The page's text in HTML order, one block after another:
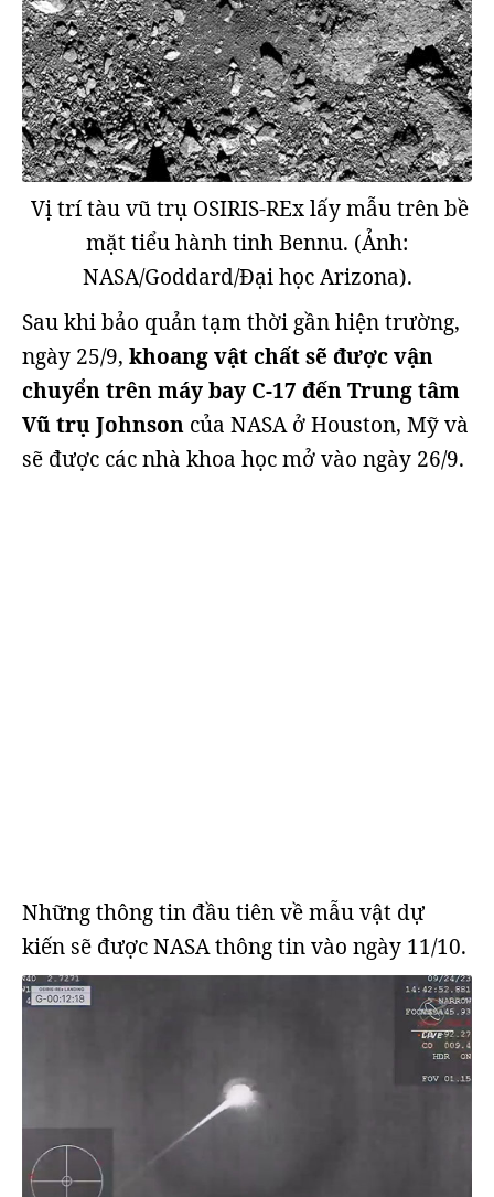
Vị trí tàu vũ trụ OSIRIS-REx lấy mẫu trên bề
mặt tiểu hành tinh Bennu. (Ảnh:
NASA/Goddard/Đại học Arizona).
Sau khi bảo quản tạm thời gần hiện trường,
ngày 25/9, khoang vật chất sẽ được vận
chuyển trên máy bay C-17 đến Trung tâm
Vũ trụ Johnson của NASA ở Houston, Mỹ và
sẽ được các nhà khoa học mở vào ngày 26/9.
Những thông tin đầu tiên về mẫu vật dự
kiến sẽ được NASA thông tin vào ngày 11/10.